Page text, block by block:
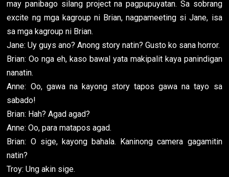
may panibago silang project na pagpupuyatan. Sa sobrang
excite ng mga kagroup ni Brian, nagpameeting si Jane, isa
sa mga kagroup ni Brian.
Jane: Uy guys ano? Anong story natin? Gusto ko sana horror.
Brian: Oo nga eh, kaso bawal yata makipalit kaya panindigan
nanatin.
Anne: Oo, gawa na kayong story tapos gawa na tayo sa
sabado!
Brian: Hah? Agad agad?
Anne: Oo, para matapos agad.
Brian: O sige, kayong bahala. Kaninong camera gagamitin
natin?
Troy: Ung akin sige.